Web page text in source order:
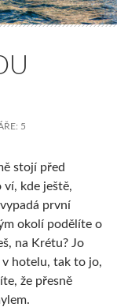
5
stojí před
ví, kde ještě,
první
okolí podělíte o
na Krétu? Jo
v hotelu, tak to jo,
že přesně